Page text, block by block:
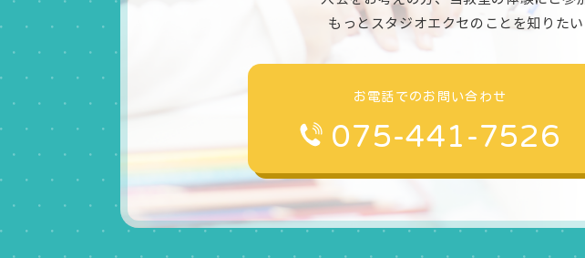
もっとスタジオエクセのことを知りた
お電話でのお問い合わせ
075-441-7526